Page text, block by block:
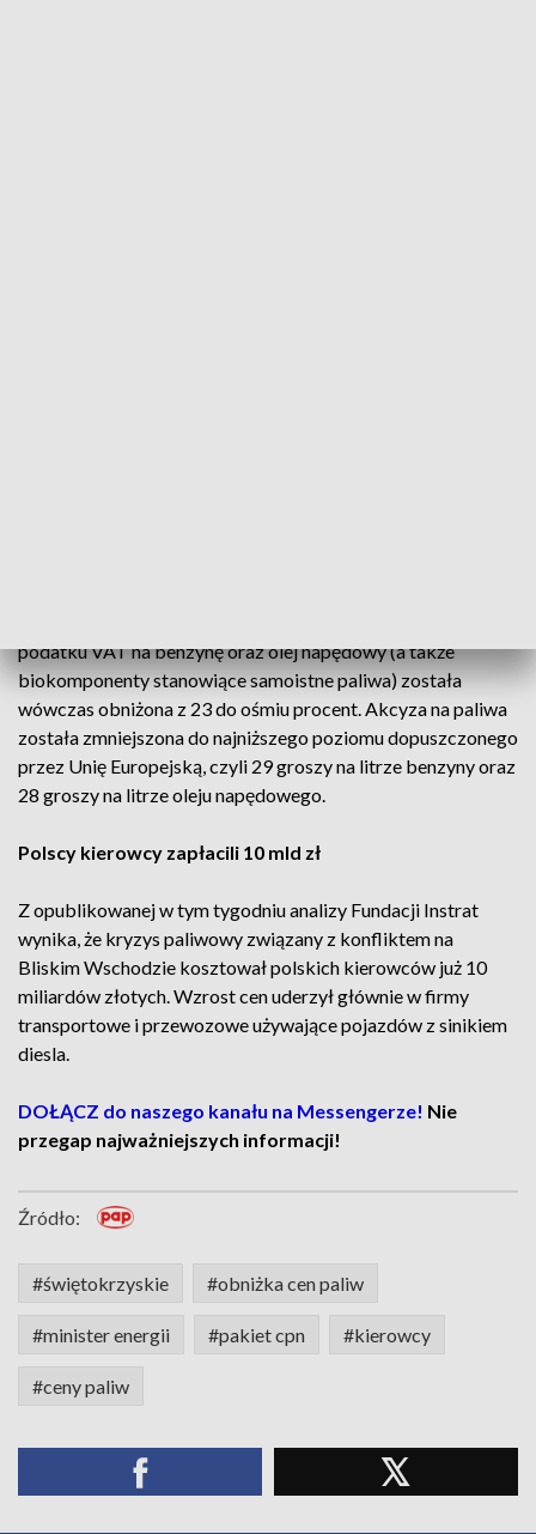
podatku VAT na benzynę oraz olej napędowy (a także
biokomponenty stanowiące samoistne paliwa) została
wówczas obniżona z 23 do ośmiu procent. Akcyza na paliwa
została zmniejszona do najniższego poziomu dopuszczonego
przez Unię Europejską, czyli 29 groszy na litrze benzyny oraz
28 groszy na litrze oleju napędowego.
Polscy kierowcy zapłacili 10 mld zł
Z opublikowanej w tym tygodniu analizy Fundacji Instrat
wynika, że kryzys paliwowy związany z konfliktem na
Bliskim Wschodzie kosztował polskich kierowców już 10
miliardów złotych. Wzrost cen uderzył głównie w firmy
transportowe i przewozowe używające pojazdów z sinikiem
diesla.
DOŁĄCZ do naszego kanału na Messengerze! Nie
przegap najważniejszych informacji!
Źródło:
#świętokrzyskie #obniżka cen paliw
#minister energii #pakiet cpn #kierowcy
#ceny paliw